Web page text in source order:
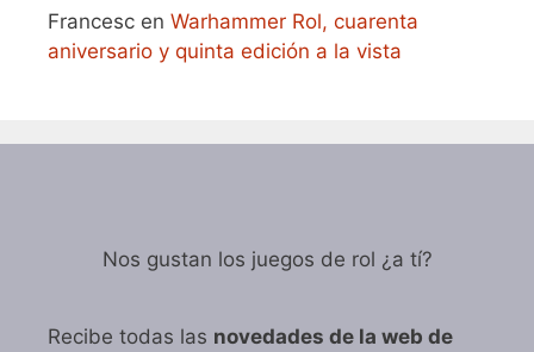
Francesc en Warhammer Rol, cuarenta
aniversario y quinta edición a la vista
Nos gustan los juegos de rol ¿a tí?
Recibe todas las novedades de la web de